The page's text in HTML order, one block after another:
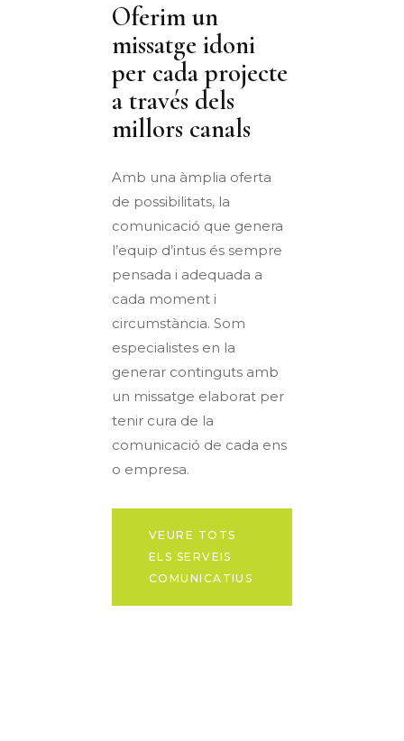
Oferim un
missatge idoni
per cada projecte
a través dels
millors canals
Amb una àmplia oferta
de possibilitats, la
comunicació que genera
l’equip d’intus és sempre
pensada i adequada a
cada moment i
circumstància. Som
especialistes en la
generar continguts amb
un missatge elaborat per
tenir cura de la
comunicació de cada ens
o empresa.
VEURE TOTS
ELS SERVEIS
COMUNICATIUS